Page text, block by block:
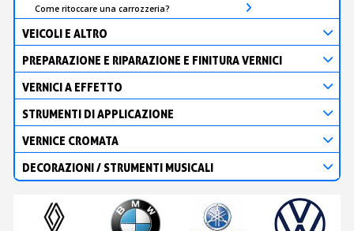
Come ritoccare una carrozzeria?
VEICOLI E ALTRO
PREPARAZIONE E RIPARAZIONE E FINITURA VERNICI
VERNICI A EFFETTO
STRUMENTI DI APPLICAZIONE
VERNICE CROMATA
DECORAZIONI / STRUMENTI MUSICALI